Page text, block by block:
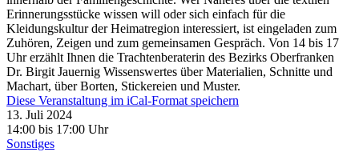
Erinnerungsstücke wissen will oder sich einfach für die
Kleidungskultur der Heimatregion interessiert, ist eingeladen zum
Zuhören, Zeigen und zum gemeinsamen Gespräch. Von 14 bis 17
Uhr erzählt Ihnen die Trachtenberaterin des Bezirks Oberfranken
Dr. Birgit Jauernig Wissenswertes über Materialien, Schnitte und
Machart, über Borten, Stickereien und Muster.
Diese Veranstaltung im iCal-Format speichern
13. Juli 2024
14:00 bis 17:00 Uhr
Sonstiges